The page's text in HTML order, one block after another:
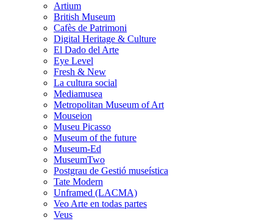
Artium
British Museum
Cafès de Patrimoni
Digital Heritage & Culture
El Dado del Arte
Eye Level
Fresh & New
La cultura social
Mediamusea
Metropolitan Museum of Art
Mouseion
Museu Picasso
Museum of the future
Museum-Ed
MuseumTwo
Postgrau de Gestió museística
Tate Modern
Unframed (LACMA)
Veo Arte en todas partes
Veus